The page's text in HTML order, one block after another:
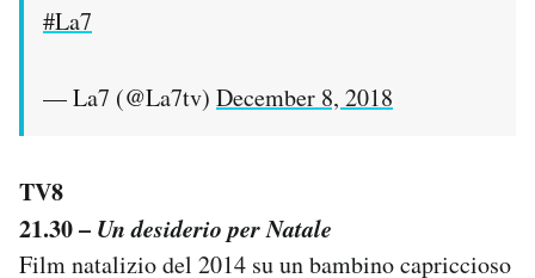
#La7
— La7 (@La7tv) December 8, 2018
TV8
21.30 – Un desiderio per Natale
Film natalizio del 2014 su un bambino capriccioso